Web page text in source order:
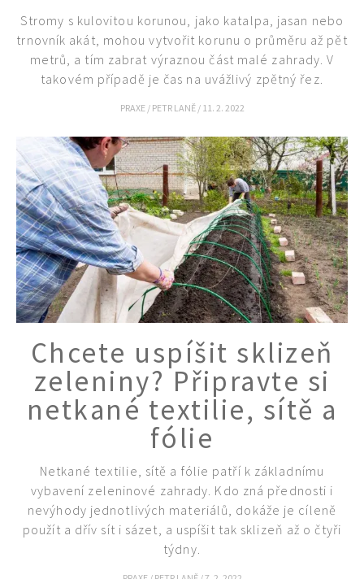
Naše krásná zahrada
Stromy s kulovitou korunou, jako katalpa, jasan nebo
trnovník akát, mohou vytvořit korunu o průměru až pět
metrů, a tím zabrat výraznou část malé zahrady. V
takovém případě je čas na uvážlivý zpětný řez.
PRAXE / PETR LANĚ / 11. 2. 2022
Chcete uspíšit sklizeň
zeleniny? Připravte si
netkané textilie, sítě a
fólie
Netkané textilie, sítě a fólie patří k základnímu
vybavení zeleninové zahrady. Kdo zná přednosti i
nevýhody jednotlivých materiálů, dokáže je cíleně
použít a dřív sít i sázet, a uspíšit tak sklizeň až o čtyři
týdny.